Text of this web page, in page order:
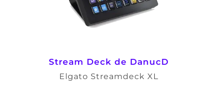
Stream Deck de DanucD
Elgato Streamdeck XL